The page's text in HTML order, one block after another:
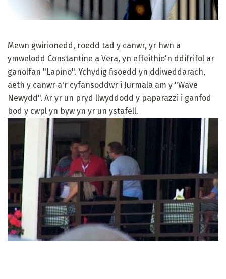
Mewn gwirionedd, roedd tad y canwr, yr hwn a
ymwelodd Constantine a Vera, yn effeithio'n ddifrifol ar
ganolfan "Lapino". Ychydig fisoedd yn ddiweddarach,
aeth y canwr a'r cyfansoddwr i Jurmala am y "Wave
Newydd". Ar yr un pryd llwyddodd y paparazzi i ganfod
bod y cwpl yn byw yn yr un ystafell.